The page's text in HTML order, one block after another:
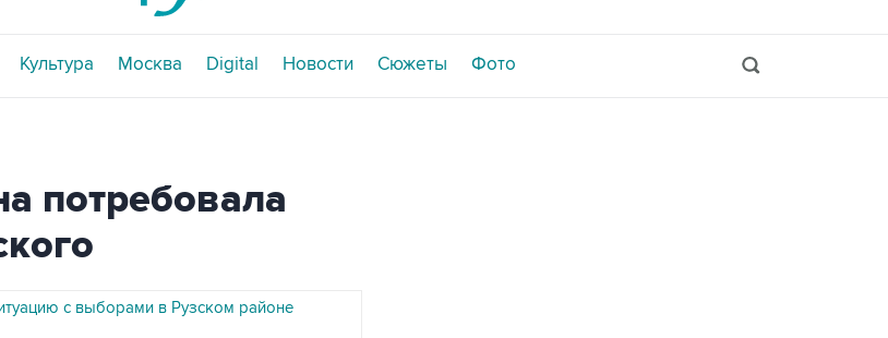
Культура Москва Digital Новости Сюжеты Фото
потребовала
с выборами в Рузском районе